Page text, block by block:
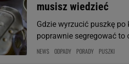
musisz wiedzieć
Gdzie wyrzucić puszkę
poprawnie segregować to
NEWS ODPADY PORADY PUSZKI